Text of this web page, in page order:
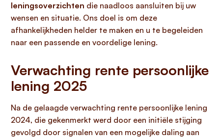
leningsoverzichten die naadloos aansluiten bij uw
wensen en situatie. Ons doel is om deze
afhankelijkheden helder te maken en u te begeleiden
naar een passende en voordelige lening.
Verwachting rente persoonlijke
lening 2025
Na de gelaagde verwachting rente persoonlijke lening
2024, die gekenmerkt werd door een initiële stijging
gevolgd door signalen van een mogelijke daling aan